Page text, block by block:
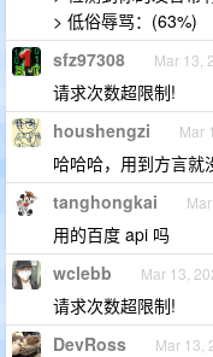
> 低俗辱骂：(63%)
sfz97308 Mar 13,
请求次数超限制!
houshengzi Mar
哈哈哈，用到方言就
tanghongkai
用的百度 api 吗
wclebb Mar 13,
请求次数超限制!
DevRoss Mar 13,